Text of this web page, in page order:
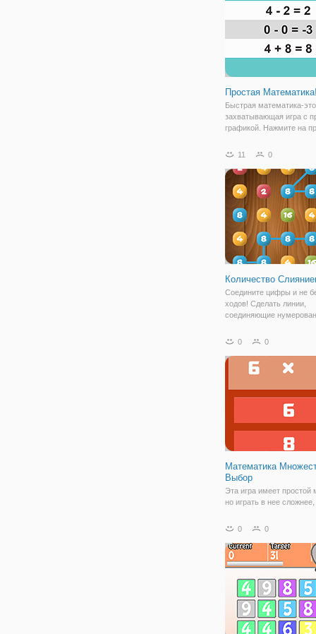
Простая
Быстрая математика-это
захватывающая игра с
графикой. Нажмите на
это не так! Он принимает
чтобы освоить его!
получить как можно
11 0
Количество
Соедините цифры и не
ходов! Сделать линии,
соединяющие
Чем выше линия, тем
0 0
Математика
Выбор
Эта игра имеет простой
но играть в нее
уравнение
ограниченное время,
выбрать правильный
(есть 4
0 0